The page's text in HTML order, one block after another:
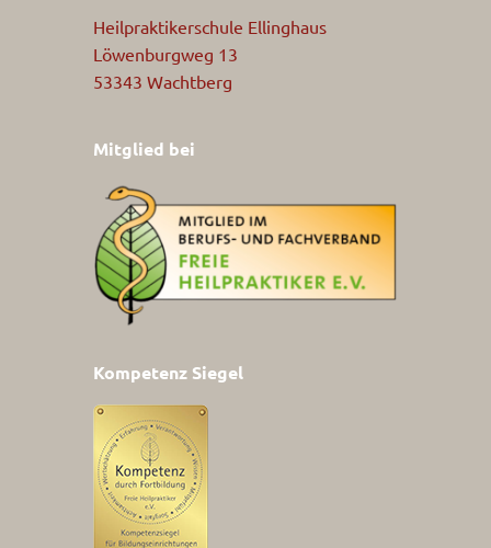
Heilpraktikerschule Ellinghaus
Löwenburgweg 13
53343 Wachtberg
Mitglied bei
Kompetenz Siegel